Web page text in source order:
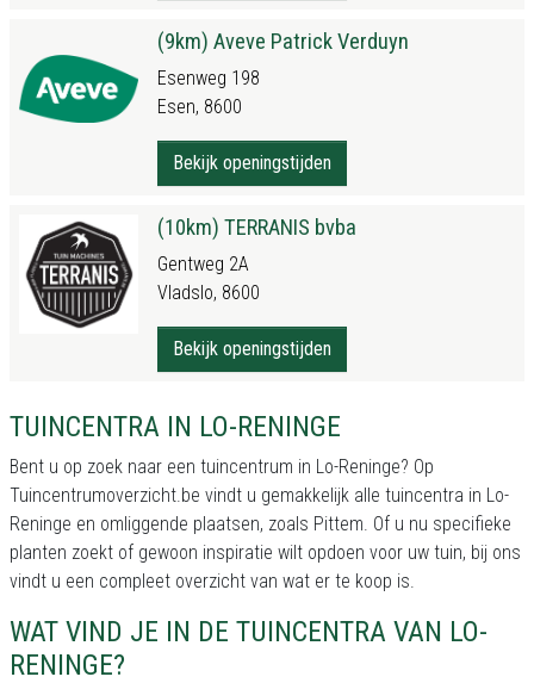
(9km) Aveve Patrick Verduyn
Esenweg 198
Esen, 8600
Bekijk openingstijden
(10km) TERRANIS bvba
Gentweg 2A
Vladslo, 8600
Bekijk openingstijden
TUINCENTRA IN LO-RENINGE
Bent u op zoek naar een tuincentrum in Lo-Reninge? Op
Tuincentrumoverzicht.be vindt u gemakkelijk alle tuincentra in Lo-
Reninge en omliggende plaatsen, zoals Pittem. Of u nu specifieke
planten zoekt of gewoon inspiratie wilt opdoen voor uw tuin, bij ons
vindt u een compleet overzicht van wat er te koop is.
WAT VIND JE IN DE TUINCENTRA VAN LO-
RENINGE?